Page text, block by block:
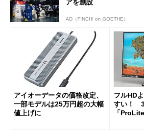
アを創設
AD（FINCHI on GOETHE）
アイオーデータの価格改定、
一部モデルは25万円超の大幅
値上げに
フルHD
すい！
「